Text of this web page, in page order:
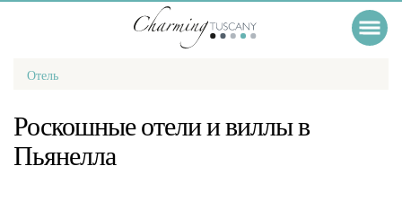
Отель
Роскошные отели и виллы в
Пьянелла